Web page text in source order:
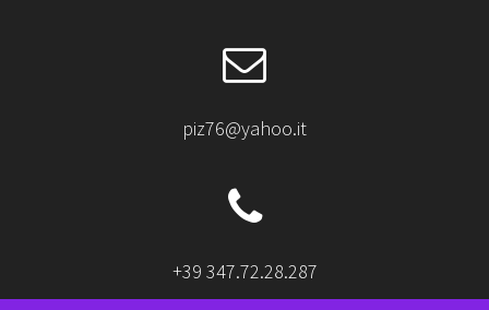
piz76@yahoo.it
+39 347.72.28.287